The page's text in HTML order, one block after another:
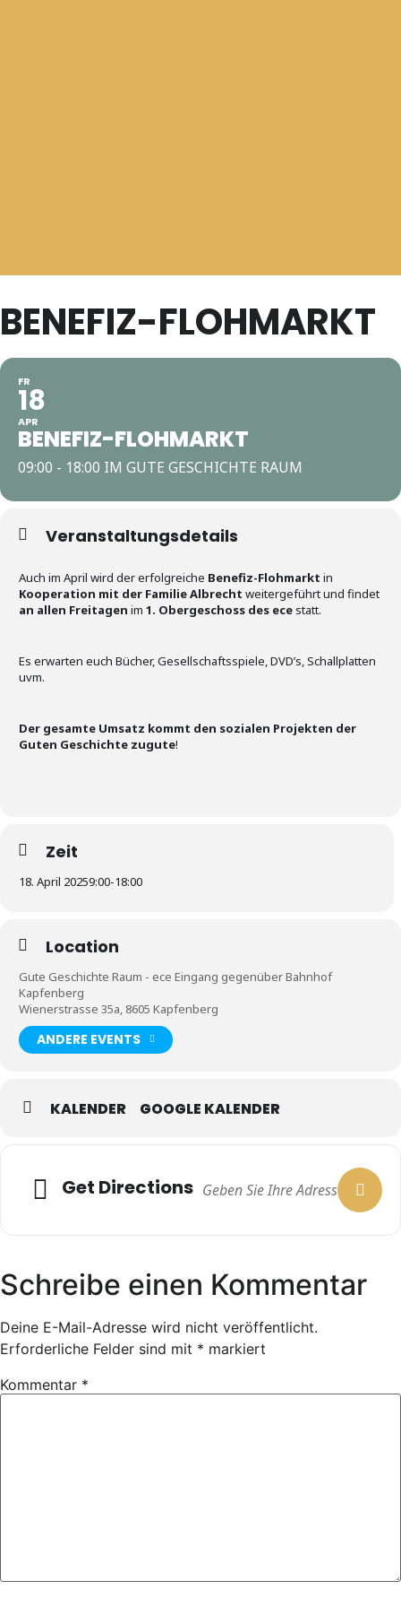
BENEFIZ-FLOHMARKT
FR
18
APR
BENEFIZ-FLOHMARKT
09:00 - 18:00 IM GUTE GESCHICHTE RAUM
Veranstaltungsdetails
Auch im April wird der erfolgreiche Benefiz-Flohmarkt in
Kooperation mit der Familie Albrecht weitergeführt und findet
an allen Freitagen im 1. Obergeschoss des ecestatt.
Es erwarten euch Bücher, Gesellschaftsspiele, DVD’s, Schallplatten
uvm.
Der gesamte Umsatz kommt den sozialen Projekten der
Guten Geschichte zugute!
Zeit
18. April 20259:00-18:00
Location
Gute Geschichte Raum - ece Eingang gegenüber Bahnhof
Kapfenberg
Wienerstrasse 35a, 8605 Kapfenberg
ANDERE EVENTS
KALENDER GOOGLE KALENDER
Get Directions
Schreibe einen Kommentar
Deine E-Mail-Adresse wird nicht veröffentlicht.
Erforderliche Felder sind mit * markiert
Kommentar *